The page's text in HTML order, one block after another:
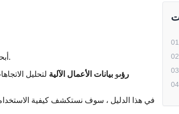
أبحاث السوق اليدوية بطيئة وغالبًا ما تفتقر إلى العمق اللازم لإبلاغ القرارات الاستراتيجية.
TradeLink AI رؤىو بيانات الأعمال الآلية لتحليل
في هذا الدليل ، سوف نستكشف كيفية
01
02
03
04